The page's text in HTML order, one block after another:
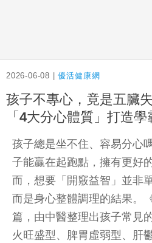
2026-06-08 |優活健康網
孩子不專心，竟是五臟
「4大分心體質」打造學
孩子總是坐不住、容易分心
子能贏在起跑點，擁有更好
而，想要「開竅益智」並非
而是身心整體調理的結果。
篇，由中醫整理出孩子常見
火旺盛型、脾胃虛弱型、肝